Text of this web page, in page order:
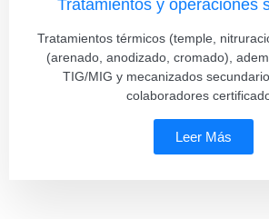
Tratamientos y operaciones
Tratamientos térmicos (temple,
(arenado, anodizado, cromado),
TIG/MIG y mecanizados
colaboradores
Leer Más